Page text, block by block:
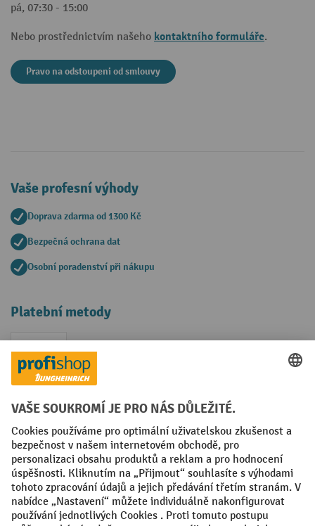
pá, 07:30 - 15:00
Nebo prostřednictvím našeho kontaktního formuláře.
Pravo na odstoupeni od smlouvy
Vaše profesní výhody
Doprava zdarma od 1300 Kč
Bezpečná ochrana dat
Osobní poradenství při nákupu
Platební metody
Faktura
Sociální sítě
Facebook
YouTubeLinkedIn
VODP Otisk